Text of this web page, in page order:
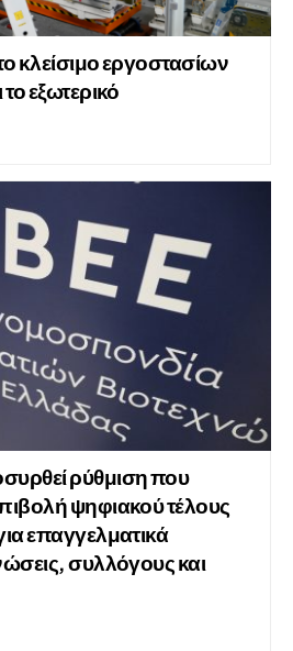
κλείσιμο εργοστασίων
εξωτερικό
ρύθμιση που
ψηφιακού τέλους
επαγγελματικά
συλλόγους και